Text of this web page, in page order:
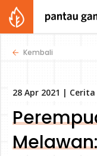
Kembali
28 Apr 2021 | Cerita